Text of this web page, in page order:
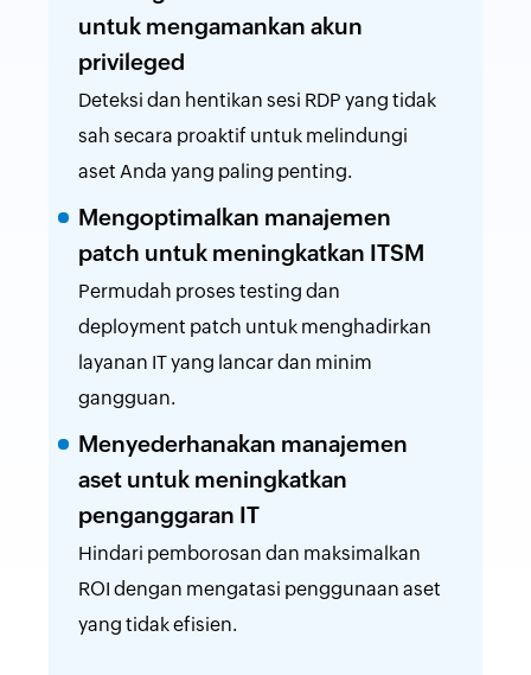
untuk mengamankan akun
privileged
Deteksi dan hentikan sesi RDP yang tidak
sah secara proaktif untuk melindungi
aset Anda yang paling penting.
Mengoptimalkan manajemen
patch untuk meningkatkan ITSM
Permudah proses testing dan
deployment patch untuk menghadirkan
layanan IT yang lancar dan minim
gangguan.
Menyederhanakan manajemen
aset untuk meningkatkan
penganggaran IT
Hindari pemborosan dan maksimalkan
ROI dengan mengatasi penggunaan aset
yang tidak efisien.